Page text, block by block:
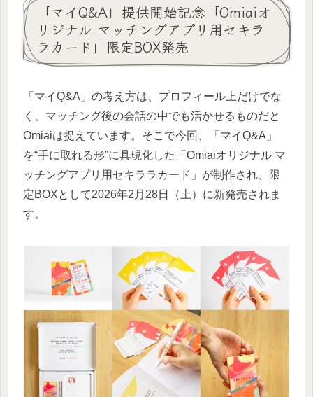
「マイQ&A」提供開始記念「Omiaiオ
リジナル マッチングアプリ用セキラ
ラカード」限定BOX発売
「マイQ&A」の考え方は、プロフィール上だけでな
く、マッチング後の会話の中でも活かせるものだと
Omiaiは捉えています。そこで今回、「マイQ&A」
を“手に取れる形”に具現化した「Omiaiオリジナル マ
ッチングアプリ用セキララカード」が制作され、限
定BOXとして2026年2月28日（土）に新発売されま
す。